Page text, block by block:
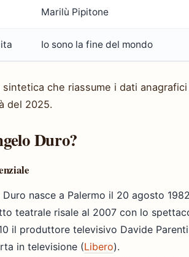
Marilù Pipitone
Io sono la fine del mondo
sintetica che riassume i dati
del 2025.
Duro?
Duro nasce a Palermo il 20 agosto
teatrale risale al 2007 con lo
il produttore televisivo Davide
in televisione (Libero).